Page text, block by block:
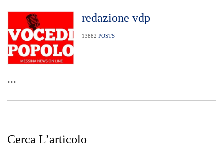
redazione vdp
13882 POSTS
...
Cerca L’articolo